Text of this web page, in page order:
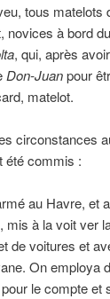
tous matelots
novices à bord
, qui, après
Don-Juanpour
matelot.
circonstances
été commis :
au Havre, et
à la voit ver
de voitures et
On employa
le compte